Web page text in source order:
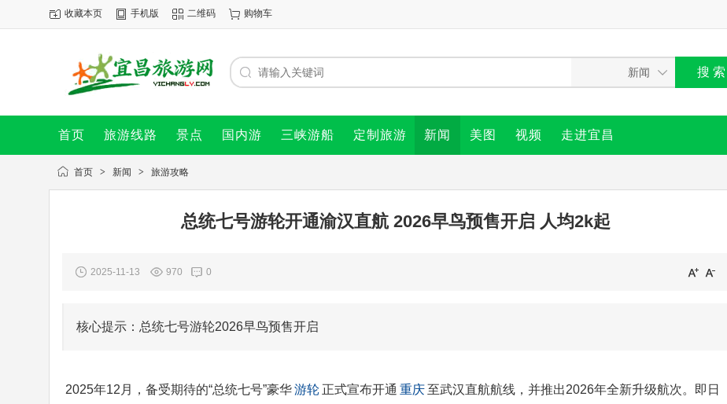
收藏本页 手机版 二维码 购物车
首页 旅游线路 景点 国内游 三峡游船 定制旅游 新闻 美图 视频 走进宜昌
首页 > 新闻 > 旅游攻略
总统七号游轮开通渝汉直航 2026早鸟预售开启 人均2k起
2025-11-13 970 0
核心提示：总统七号游轮2026早鸟预售开启
2025年12月，备受期待的“总统七号”豪华游轮 正式宣布开通 重庆至武汉直航航线，并推出2026年全新升级航次。即日